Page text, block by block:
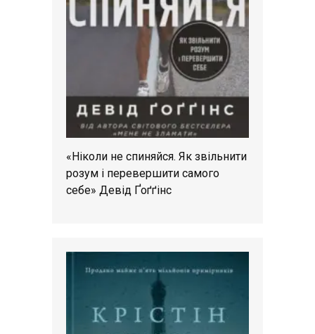
«Ніколи не спиняйся. Як звільнити
розум і перевершити самого
себе» Девід Ґоґґінс